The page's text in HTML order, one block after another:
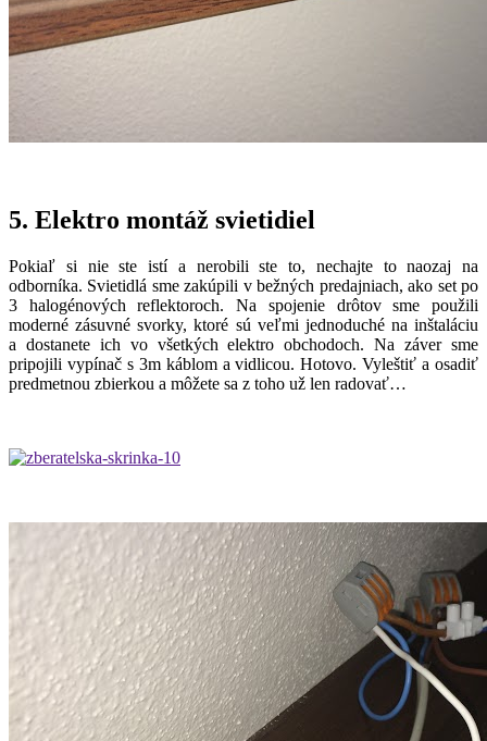
5. Elektro montáž svietidiel
Pokiaľ si nie ste istí a nerobili ste to, nechajte to naozaj na
odborníka. Svietidlá sme zakúpili v bežných predajniach, ako set po
3 halogénových reflektoroch. Na spojenie drôtov sme použili
moderné zásuvné svorky, ktoré sú veľmi jednoduché na inštaláciu
a dostanete ich vo všetkých elektro obchodoch. Na záver sme
pripojili vypínač s 3m káblom a vidlicou. Hotovo. Vyleštiť a osadiť
predmetnou zbierkou a môžete sa z toho už len radovať…